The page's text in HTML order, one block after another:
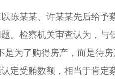
陈某某、许某某先后给予
。检察机关审查认为，与
是为了购得房产，而是待
定受贿数额，相当于肯定